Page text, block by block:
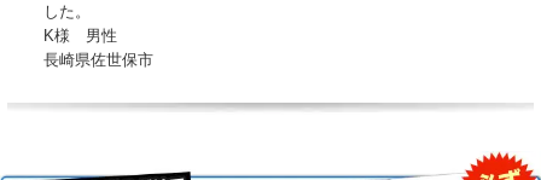
した。
K様 男性
長崎県佐世保市